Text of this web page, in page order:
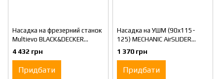
Насадка на фрезерний станок
Multievo BLACK&DECKER
MTRT8
4 432 грн
Придбати
Насадка на УШМ (90x115-
125) MECHANIC AirSLIDER
(19568442124)
1 370 грн
Придбати